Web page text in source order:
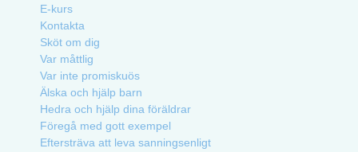
E-kurs
Kontakta
Sköt om dig
Var måttlig
Var inte promiskuös
Älska och hjälp barn
Hedra och hjälp dina föräldrar
Föregå med gott exempel
Eftersträva att leva sanningsenligt